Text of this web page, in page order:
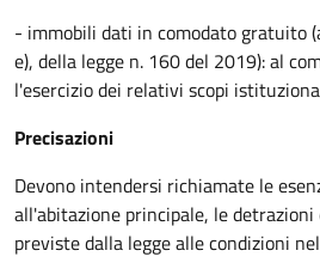
- immobili dati in comodato gratuito
e), della legge n. 160 del 2019): al
l'esercizio dei relativi scopi
Precisazioni
Devono intendersi richiamate le
all'abitazione principale, le detrazioni
previste dalla legge alle condizioni